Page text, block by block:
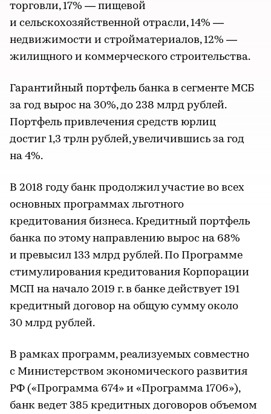
торговли, 17% — пищевой
и сельскохозяйственной отрасли, 14% —
недвижимости и стройматериалов, 12% —
жилищного и коммерческого строительства.
Гарантийный портфель банка в сегменте МСБ
за год вырос на 30%, до 238 млрд рублей.
Портфель привлечения средств юрлиц
достиг 1,3 трлн рублей, увеличившись за год
на 4%.
В 2018 году банк продолжил участие во всех
основных программах льготного
кредитования бизнеса. Кредитный портфель
банка по этому направлению вырос на 68%
и превысил 133 млрд рублей. По Программе
стимулирования кредитования Корпорации
МСП на начало 2019 г. в банке действует 191
кредитный договор на общую сумму около
30 млрд рублей.
В рамках программ, реализуемых совместно
с Министерством экономического развития
РФ («Программа 674» и «Программа 1706»),
банк ведет 385 кредитных договоров объемом